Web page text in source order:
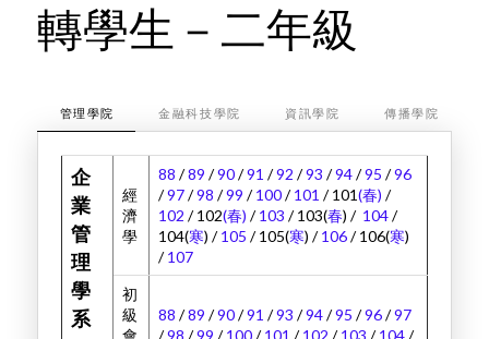
轉學生－二年級
管理學院 金融科技學院 資訊學院 傳播學院
企
業
管
理
學
系
經
濟
學
88 /89 /90/91 /92 /93 /94/95 /96
/97/98 /99 /100/101 / 101(春) /
102 / 102(春) /103 / 103(春) / 104/
104(寒) /105 / 105(寒) /106/ 106(寒)
/107
初
級
會
88 /89 /90/91 /93 /94/95 /96/97
/98 /99 /100/101 /102 /103 /104/